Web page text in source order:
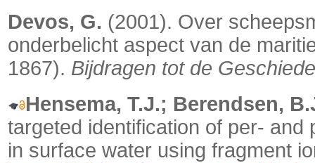
Devos, G. (2001). Over
onderbelicht aspect van de
1867). Bijdragen tot de
Hensema, T.J.; Berendsen,
targeted identification of per-
in surface water using fragment